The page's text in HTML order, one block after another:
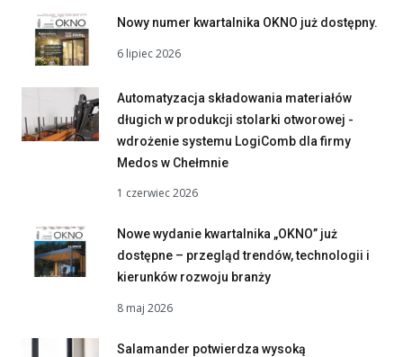
Nowy numer kwartalnika OKNO już dostępny.
6 lipiec 2026
Automatyzacja składowania materiałów
długich w produkcji stolarki otworowej -
wdrożenie systemu LogiComb dla firmy
Medos w Chełmnie
1 czerwiec 2026
Nowe wydanie kwartalnika „OKNO” już
dostępne – przegląd trendów, technologii i
kierunków rozwoju branży
8 maj 2026
Salamander potwierdza wysoką